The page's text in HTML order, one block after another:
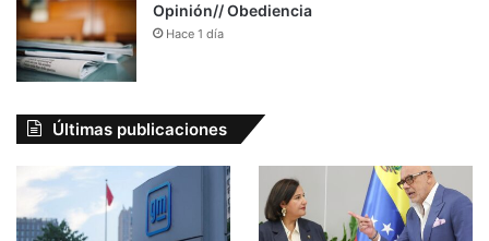
Opinión// Obediencia
Hace 1 día
Últimas publicaciones